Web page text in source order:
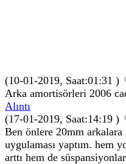
(10-01-2019, Saat:01:31 )
Arka amortisörleri 2006
Alıntı
(17-01-2019, Saat:14:19 )
Ben önlere 20mm
uygulaması yaptım. hem
arttı hem de